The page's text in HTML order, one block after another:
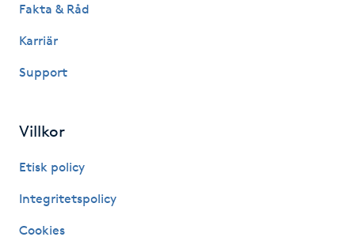
Huduppstramning
Hudvård
Hyaluronsyra
Hyperhidros
Fakta & Råd
Karriär
Support
Villkor
Etisk policy
Integritetspolicy
Cookies